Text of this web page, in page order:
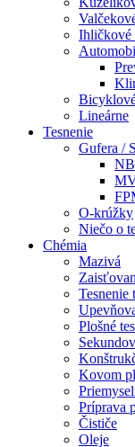
Ihličkové
Lineárne
Tesnenie
Gufera /
O-krúžky
Niečo o
Chémia
Mazivá
Plošné
Kovom
Príprava
Čističe
Oleje